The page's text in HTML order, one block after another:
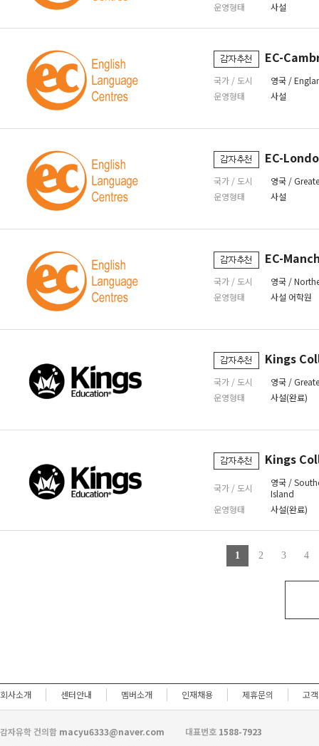
운영형태
사설
EC-
국가 / 도시
영국 /
운영형태
사설
EC-
국가 / 도시
영국 /
운영형태
사설
EC-
국가 / 도시
영국 /
운영형태
사설 어학원
Kings
국가 / 도시
영국 /
운영형태
사설(완료)
Kings
국가 / 도시
영국 /
Island
운영형태
사설(완료)
1 2 3 4
회사소개 센터안내 멤버소개 인재채용 제휴문의 고
감자유학 건의함 macyu6333@naver.com 대표번호 1588-7923